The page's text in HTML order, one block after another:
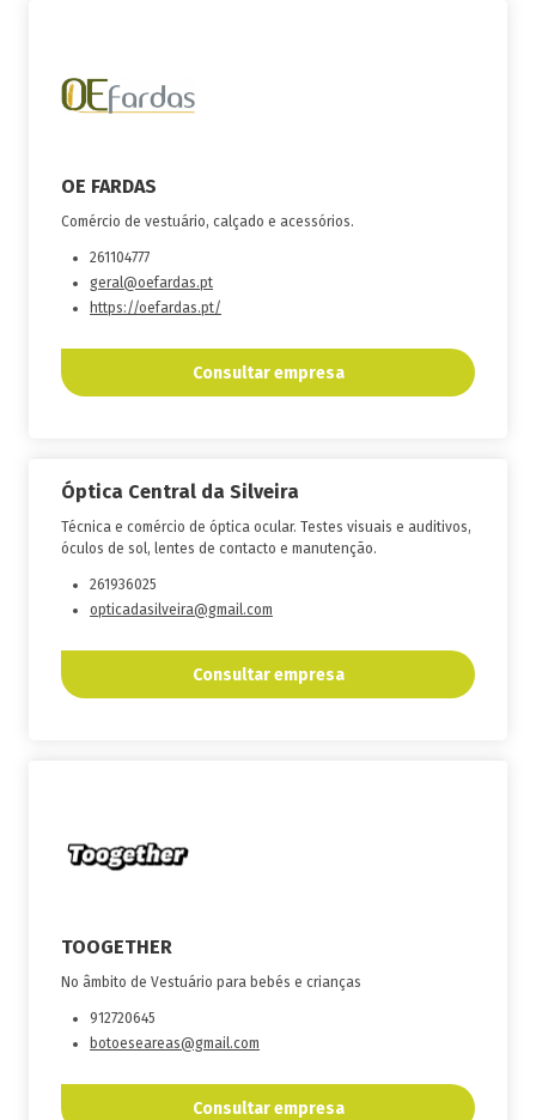
OE FARDAS
Comércio de vestuário, calçado e acessórios.
261104777
geral@oefardas.pt
https://oefardas.pt/
Consultar empresa
Óptica Central da Silveira
Técnica e comércio de óptica ocular. Testes visuais e auditivos,
óculos de sol, lentes de contacto e manutenção.
261936025
opticadasilveira@gmail.com
Consultar empresa
TOOGETHER
No âmbito de Vestuário para bebés e crianças
912720645
botoeseareas@gmail.com
Consultar empresa